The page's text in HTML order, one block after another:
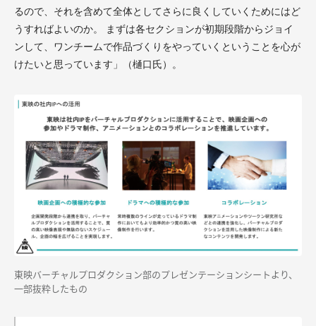
るので、それを含めて全体としてさらに良くしていくためにはど
うすればよいのか。 まずは各セクションが初期段階からジョイ
ンして、ワンチームで作品づくりをやっていくということを心が
けたいと思っています」（樋口氏）。
東映バーチャルプロダクション部のプレゼンテーションシートより、
一部抜粋したもの